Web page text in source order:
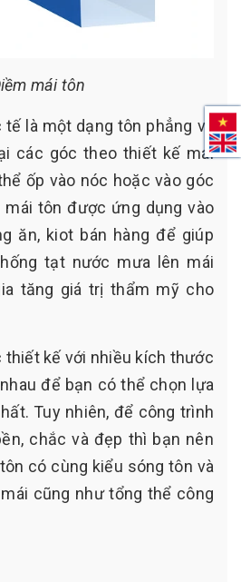
mái tôn
là một dạng tôn phẳng và
các góc theo thiết kế mái
ốp vào nóc hoặc vào góc
mái tôn được ứng dụng vào
ăn, kiot bán hàng để giúp
tạt nước mưa lên mái
tăng giá trị thẩm mỹ cho
thiết kế với nhiều kích thước
để bạn có thể chọn lựa
Tuy nhiên, để công trình
chắc và đẹp thì bạn nên
có cùng kiểu sóng tôn và
cũng như tổng thể công